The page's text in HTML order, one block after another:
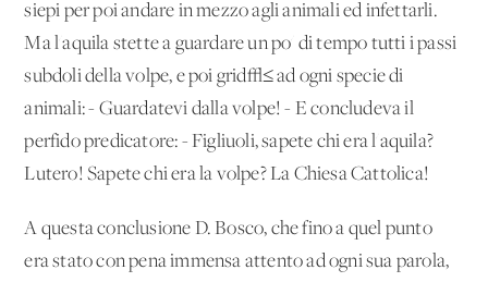
siepi per poi andare in mezzo agli animali ed infettarli.
Ma l'aquila stette a guardare un po' di tempo tutti i passi
subdoli della volpe, e poi grid√≤ ad ogni specie di
animali: - Guardatevi dalla volpe! - E concludeva il
perfido predicatore: - Figliuoli, sapete chi era l'aquila?
Lutero! Sapete chi era la volpe? La Chiesa Cattolica!
A questa conclusione D. Bosco, che fino a quel punto
era stato con pena immensa attento ad ogni sua parola,